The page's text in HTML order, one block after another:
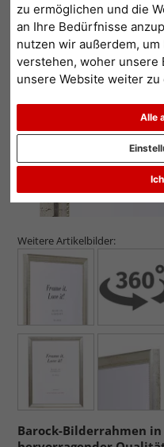
zu ermöglichen und die
an Ihre Bedürfnisse
nutzen wir außerdem,
verstehen, woher unsere
unsere Website weiter
Alle
Zurück
Weitere Artikelbilder:
Barock-Bilderrahmen in